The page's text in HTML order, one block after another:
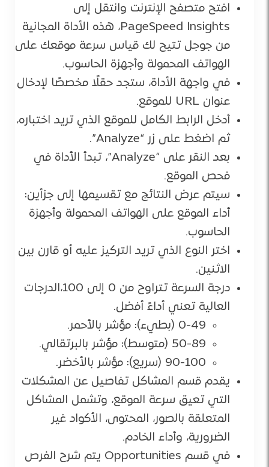
افتح متصفح الإنترنت وانتقل إلى
PageSpeed Insights، هذه الأداة المجانية
من جوجل تتيح لك قياس سرعة موقعك على
الهواتف المحمولة وأجهزة الحاسوب.
في واجهة الأداة، ستجد حقلًا مخصصًا لإدخال
عنوان URL للموقع.
أدخل الرابط الكامل للموقع الذي تريد اختباره،
ثم اضغط على زر “Analyze”.
بعد النقر على “Analyze”، تبدأ الأداة في
فحص الموقع.
سيتم عرض النتائج مع تقسيمها إلى جزأين:
أداء الموقع على الهواتف المحمولة وأجهزة
الحاسوب.
اختر النوع الذي تريد التركيز عليه أو قارن بين
الاثنين.
درجة السرعة تتراوح من 0 إلى 100،الدرجات
العالية تعني أداءً أفضل.
0-49 (بطيء): مؤشر بالأحمر.
50-89 (متوسط): مؤشر بالبرتقالي.
90-100 (سريع): مؤشر بالأخضر.
يقدم قسم المشاكل تفاصيل عن المشكلات
التي تعيق سرعة الموقع، وتشمل المشاكل
المتعلقة بالصور، المحتوى، الأكواد غير
الضرورية، وأداء الخادم.
في قسم Opportunities يتم شرح الفرص